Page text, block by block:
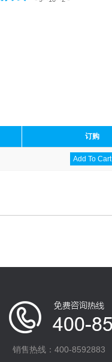
订购
Add To Cart
销售热线：400-8592883